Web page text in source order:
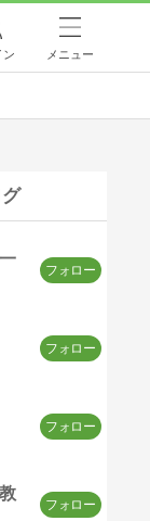
ン メニュー